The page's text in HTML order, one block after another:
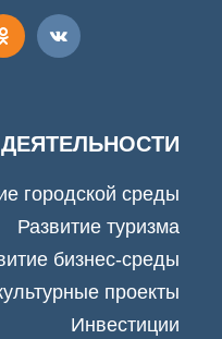
городской среды
Развитие туризма
бизнес-среды
проекты
Инвестиции